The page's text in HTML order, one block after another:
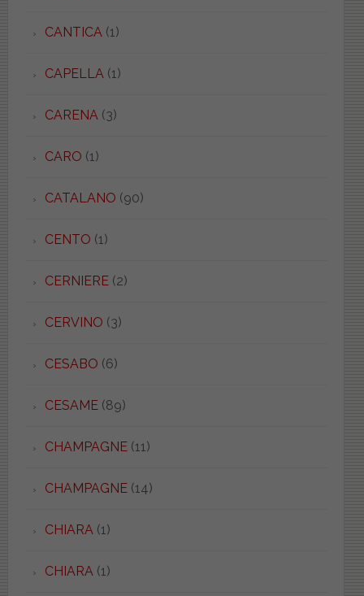
CANTICA(1)
CAPELLA(1)
CARENA(3)
CARO (1)
CATALANO (90)
CENTO (1)
CERNIERE(2)
CERVINO (3)
CESABO (6)
CESAME(89)
CHAMPAGNE(11)
CHAMPAGNE(14)
CHIARA(1)
CHIARA(1)